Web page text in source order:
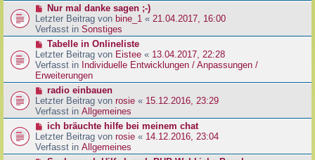
a
g
t
r
a
g
e
r
B
e
t
r
a
g
N
e
u
e
r
B
e
i
r
a
g
Nur mal danke sagen ;-)
Letzter Beitrag von bine_1 « 21.04.2017, 16:00
Verfasst in Sonstiges
N
e
u
e
r
B
e
i
r
a
Tabelle in Onlineliste
Letzter Beitrag von Eistee « 13.04.2017, 22:28
Verfasst in Individuelle Entwicklungen / Anpassungen /
Erweiterungen
N
e
u
e
r
B
e
radio einbauen
Letzter Beitrag von rosie « 15.12.2016, 23:29
Verfasst in Allgemeines
N
e
u
e
ich bräuchte hilfe bei meinem chat
Letzter Beitrag von rosie « 14.12.2016, 23:04
Verfasst in Allgemeines